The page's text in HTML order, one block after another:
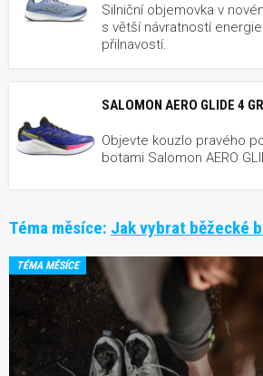
Silniční objemovka v
s větší návratností
přilnavostí.
SALOMON AERO GLIDE 4
Objevte kouzlo pravého
botami Salomon AERO
Téma měsíce: Jak vybrat běžecké
TÉMA MĚSÍCE